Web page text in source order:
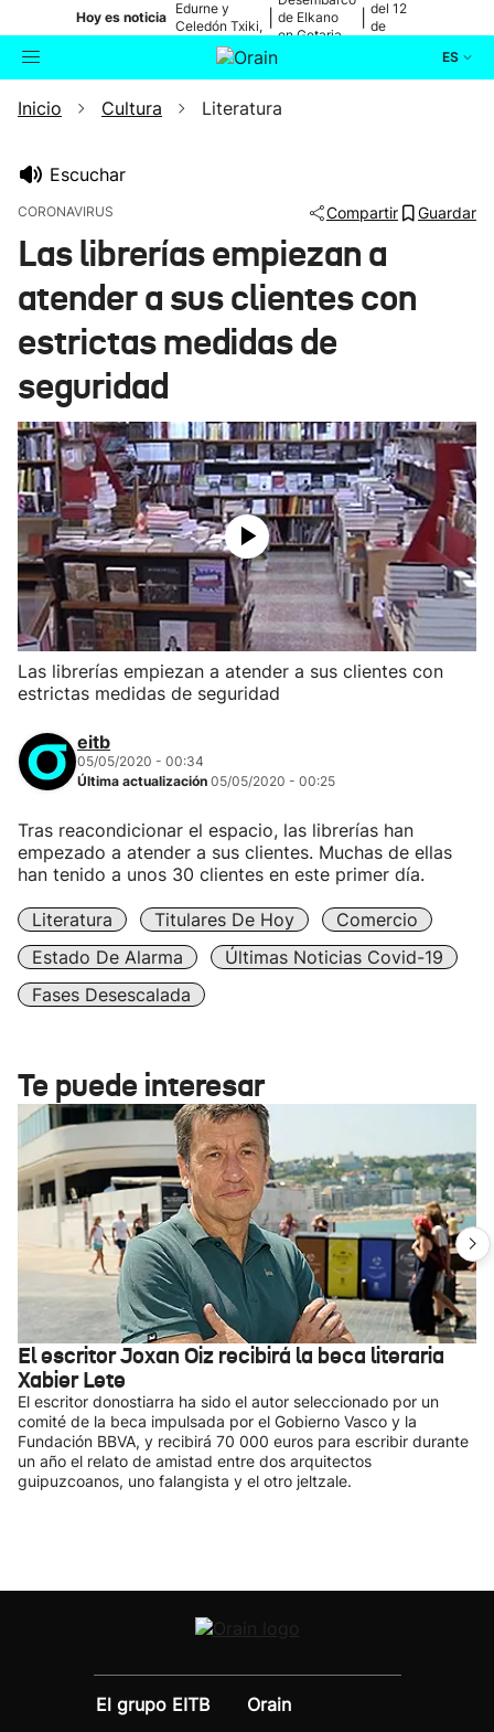
Hoy es noticia
Edurne y
Celedón Txiki,
en directo
de Elkano
en Getaria
del 12
de
ES
Buscador Actualidad
Ikusmiran
Eguraldia
Inicio Cultura Literatura
Escuchar
CORONAVIRUS Compartir Guardar
Las librerías empiezan a
atender a sus clientes con
estrictas medidas de
seguridad
Las librerías empiezan a atender a sus clientes con
estrictas medidas de seguridad
eitb
05/05/2020 - 00:34
Última actualización 05/05/2020 - 00:25
Tras reacondicionar el espacio, las librerías han
empezado a atender a sus clientes. Muchas de ellas
han tenido a unos 30 clientes en este primer día.
Literatura Titulares De Hoy
Comercio
Estado De Alarma
Últimas Noticias Covid-19
Fases Desescalada
Te puede interesar
El escritor Joxan Oiz recibirá la beca literaria
Xabier Lete
El escritor donostiarra ha sido el autor seleccionado por un
comité de la beca impulsada por el Gobierno Vasco y la
Fundación BBVA, y recibirá 70 000 euros para escribir durante
un año el relato de amistad entre dos arquitectos
guipuzcoanos, uno falangista y el otro jeltzale.
El grupo EITB
Orain